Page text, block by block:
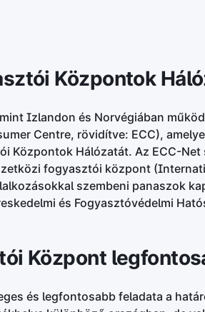
Központok
Izlandon és Norvégiában
Centre, rövidítve: ECC),
Központok Hálózatát. Az ECC-
fogyasztói központ
szembeni panaszok
és Fogyasztóvédelmi
Központ
és legfontosabb feladata a